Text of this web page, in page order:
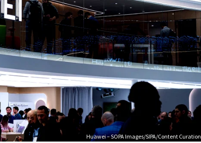
Huawei – SOPA Images/SIPA/Content Curation